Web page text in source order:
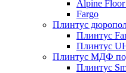
Alpine Floor
Fargo
Плинтус
Плинтус
Плинтус
Плинтус МДФ
Плинтус